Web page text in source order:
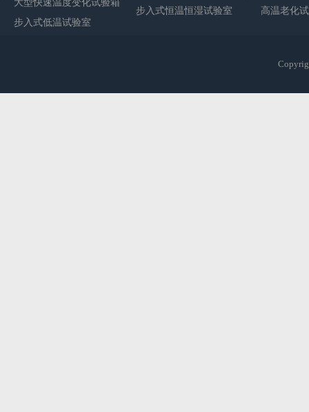
大型快速温度变化试验箱
步入式低温试验室
步入式恒温恒湿试验室
高温老化